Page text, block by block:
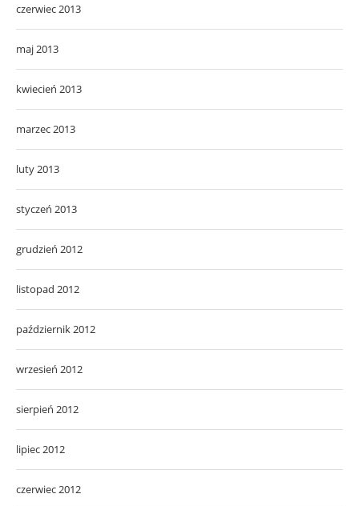
czerwiec 2013
maj 2013
kwiecień 2013
marzec 2013
luty 2013
styczeń 2013
grudzień 2012
listopad 2012
październik 2012
wrzesień 2012
sierpień 2012
lipiec 2012
czerwiec 2012